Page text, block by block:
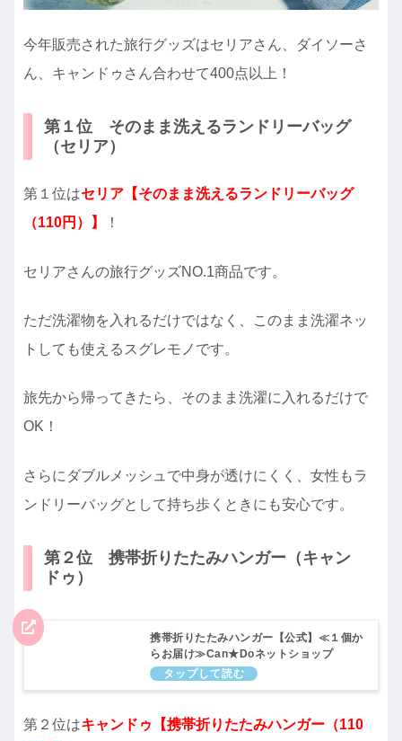
今年販売された旅行グッズはセリアさん、ダイソーさ
ん、キャンドゥさん合わせて400点以上！
第１位 そのまま洗えるランドリーバッグ
（セリア）
第１位はセリア【そのまま洗えるランドリーバッグ
（110円）】
！
セリアさんの旅行グッズNO.1商品です。
ただ洗濯物を入れるだけではなく、このまま洗濯ネッ
トしても使えるスグレモノです。
旅先から帰ってきたら、そのまま洗濯に入れるだけで
OK！
さらにダブルメッシュで中身が透けにくく、女性もラ
ンドリーバッグとして持ち歩くときにも安心です。
第２位 携帯折りたたみハンガー（キャン
ドゥ）
携帯折りたたみハンガー【公式】≪１個か
らお届け≫Can★Doネットショップ
第２位はキャンドゥ【携帯折りたたみハンガー（110